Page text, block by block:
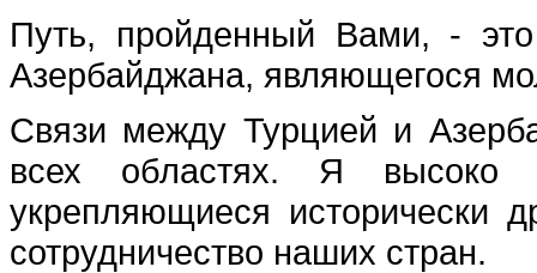
Путь, пройденный Вами, -
Азербайджана, являющегося
Связи между Турцией и
всех областях. Я высоко
укрепляющиеся исторически
сотрудничество наших стран.